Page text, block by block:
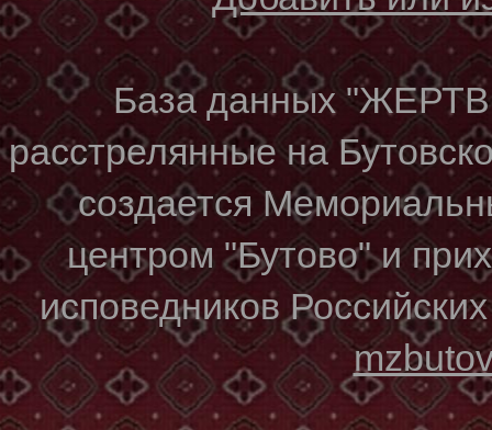
База данных
расстрелянные на
создается
центром "Бутово" и
исповедников